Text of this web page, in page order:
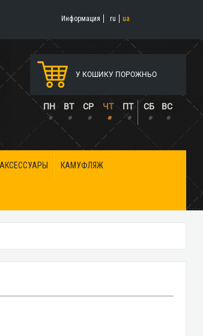
Информация ru ua
У КОШИКУ ПОРОЖНЬО
ПН ВТ СР ЧТ ПТ СБ ВС
• • • • • • •
АКСЕССУАРЫ КАМУФЛЯЖ